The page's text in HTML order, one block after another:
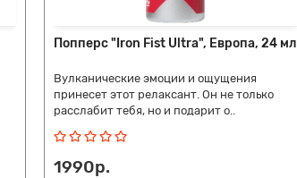
Попперс "Iron Fist Ultra", Европа, 24 мл
Вулканические эмоции и ощущения
принесет этот релаксант. Он не только
расслабит тебя, но и подарит о..
1990р.